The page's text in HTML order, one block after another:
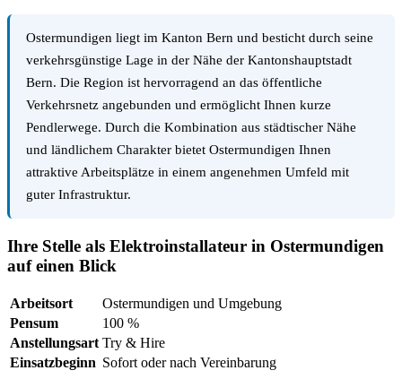
Ostermundigen liegt im Kanton Bern und besticht durch seine
verkehrsgünstige Lage in der Nähe der Kantonshauptstadt
Bern. Die Region ist hervorragend an das öffentliche
Verkehrsnetz angebunden und ermöglicht Ihnen kurze
Pendlerwege. Durch die Kombination aus städtischer Nähe
und ländlichem Charakter bietet Ostermundigen Ihnen
attraktive Arbeitsplätze in einem angenehmen Umfeld mit
guter Infrastruktur.
Ihre Stelle als Elektroinstallateur in Ostermundigen
auf einen Blick
Arbeitsort
Ostermundigen und Umgebung
Pensum
100 %
Anstellungsart Try & Hire
Einsatzbeginn Sofort oder nach Vereinbarung